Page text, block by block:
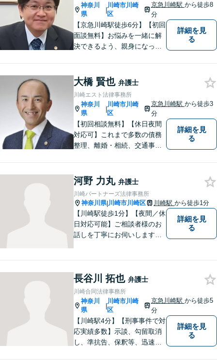
神奈川
県
|
川崎市川崎
区
京急川崎駅 から徒歩8
分
【京急川崎駅徒歩6分】【初回
面談無料】お悩みを一緒に解
決できるよう、親身になっ
事故／相続／離婚／労働／債
務整理／刑事事件／企業法務
など、幅広く対応。【当日／
夜間／休日対応可能】お気軽
にご相談下さい。
詳細を見
る
大橋 賢也 弁護士
川崎エスト法律事務所
神奈川
県
|
川崎市川崎
区
京急川崎駅 から徒歩3
分
【初回相談無料】【休日夜間
対応可】これまで多数の債務
整理、離婚・相続、交通事
産管財人や成年後見人等、裁
判所から依頼を受ける事件も
多数経験しています。1人で悩
まずに、是非ご相談くださ
い。
詳細を見
る
河野 力丸 弁護士
川崎パートナーズ法律事務所
神奈川県|川崎市川崎区 川崎駅 から徒歩1分
【川崎駅徒歩1分】【夜間／休
日対応可能】ご相談者様のお
話しを丁寧にお伺いします。
ブルに対応可能。【明確な料
金体系】法律トラブルでお悩
みの方は、お気軽にご相談く
ださい。
詳細を見
る
長谷川 拓也 弁護士
川崎合同法律事務所
神奈川
県
|
川崎市川崎
区
京急川崎駅 から徒歩5
分
【川崎駅4分】【刑事事件で対
応実績多数】示談、勾留取消
し、準抗告、保釈等、迅速な
詳細を見
る